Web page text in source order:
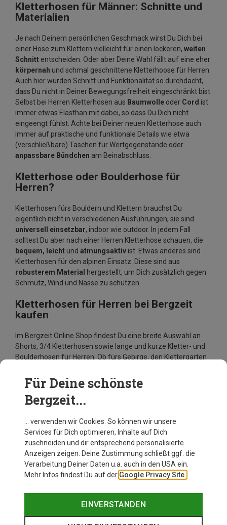
Kletterhosen für Männer: Schnitte und
Materialien
Je nach Deinem persönlichen Geschmack wirst Du Dich bei
einer Hose zum Klettern vielleicht für einen lockeren, weiten
Schnitt entscheiden. Oder aber Deine Wahl fällt auf eine eher
körpernah und schmal geschnittene Kletterhoose für Herren.
Auch hier wurden Schnitt und Funktionalität so durchdacht,
dass Du nicht in Deiner Bewegungsfreiheit eingeschränkt bist.
Selbst bei Herren Kletterhosen aus Baumwolle oder Cord ist
immer etwas Elasthan mit dabei, so dass Du Dich nicht
eingeengt fühlst. Achte bei Deiner neuen Kletterhose auch
immer auf praktische und funktionale Details wie etwa
(verschließbare) Taschen für Wertgegenstände oder
anpassbare Bündchen am Beinabschluss.
Kletterhose oder Boulderhose für
Herren?
Kletterhosen fürs Bouldern und Klettern brauchst Du
eigentlich nicht in verschiedenen Ausführungen, sie sind
universell einsetzbar, indoor wie outdoor. In jedem Fall
solltest Du aber nach einer Herren Kletterhose schauen, die
bequem, leicht und atmungsaktiv ist. Etwas anderes sind
Kletterhosen für den alpinen Einsatz. Diese sind aus
robusterem Material
hergestellt, um Dich zusätzlich gegen
Schmutz, Wind und Nässe zu schützen.
Kletterhosen für Herren bei Bergzeit
kaufen
Im Bergzeit Online Shop findest Du eine breite Auswahl an
Shorts, 3/4 Kletterhosen sowie lange und kurze Kletter- und
Boulderhosen für Herren. Ob fürs Gebirge, den Klettergarten
La Sportiva,Ortovox Adidas Terrex Mammut
Patagonia
im Sortiment. Sobald Du die passende Herren
Kletterhose gefunden hast, steht Deinen Abenteuern in die
Für Deine schönste
Bergzeit...
… verwenden wir Cookies. So können wir unsere
Services für Dich optimieren, Inhalte auf Dich
zuschneiden und dir entsprechend personalisierte
Anzeigen zeigen. Deine Zustimmung schließt ggf. die
Verarbeitung Deiner Daten u.a. auch in den USA ein.
Mehr Infos findest Du auf der Google Privacy Site.
EINVERSTANDEN